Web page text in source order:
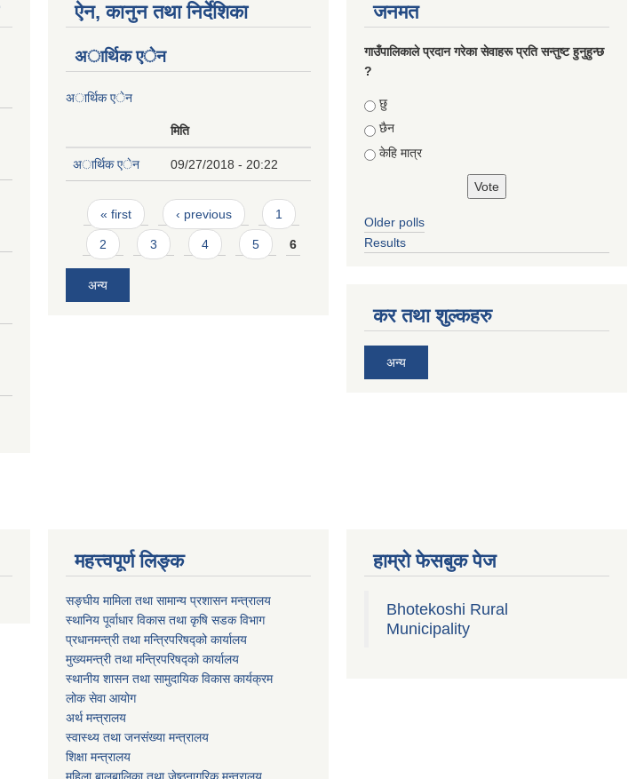
ऐन, कानुन तथा निर्देशिका
अार्थिक एेन
अार्थिक एेन
मिति
अार्थिक एेन 09/27/2018 - 20:22
Pages
« first ‹ previous 1
2 3 4 5 6
अन्य
जनमत
गाउँपालिकाले प्रदान गरेका सेवाहरू प्रति सन्तुष्ट हुनुहुन्छ
?
Choices
छु
छैन
केहि मात्र
Older polls
Results
कर तथा शुल्कहरु
अन्य
महत्त्वपूर्ण लिङ्क
सङ्घीय मामिला तथा सामान्य प्रशासन मन्त्रालय
स्थानिय पूर्वाधार विकास तथा कृषि सडक विभाग
प्रधानमन्त्री तथा मन्त्रिपरिषद्को कार्यालय
मुख्यमन्त्री तथा मन्त्रिपरिषद्को कार्यालय
स्थानीय शासन तथा सामुदायिक विकास कार्यक्रम
लोक सेवा आयोग
अर्थ मन्त्रालय
स्वास्थ्य तथा जनस‌ंख्या मन्त्रालय
शिक्षा मन्त्रालय
हाम्रो फेसबुक पेज
Bhotekoshi Rural
Municipality